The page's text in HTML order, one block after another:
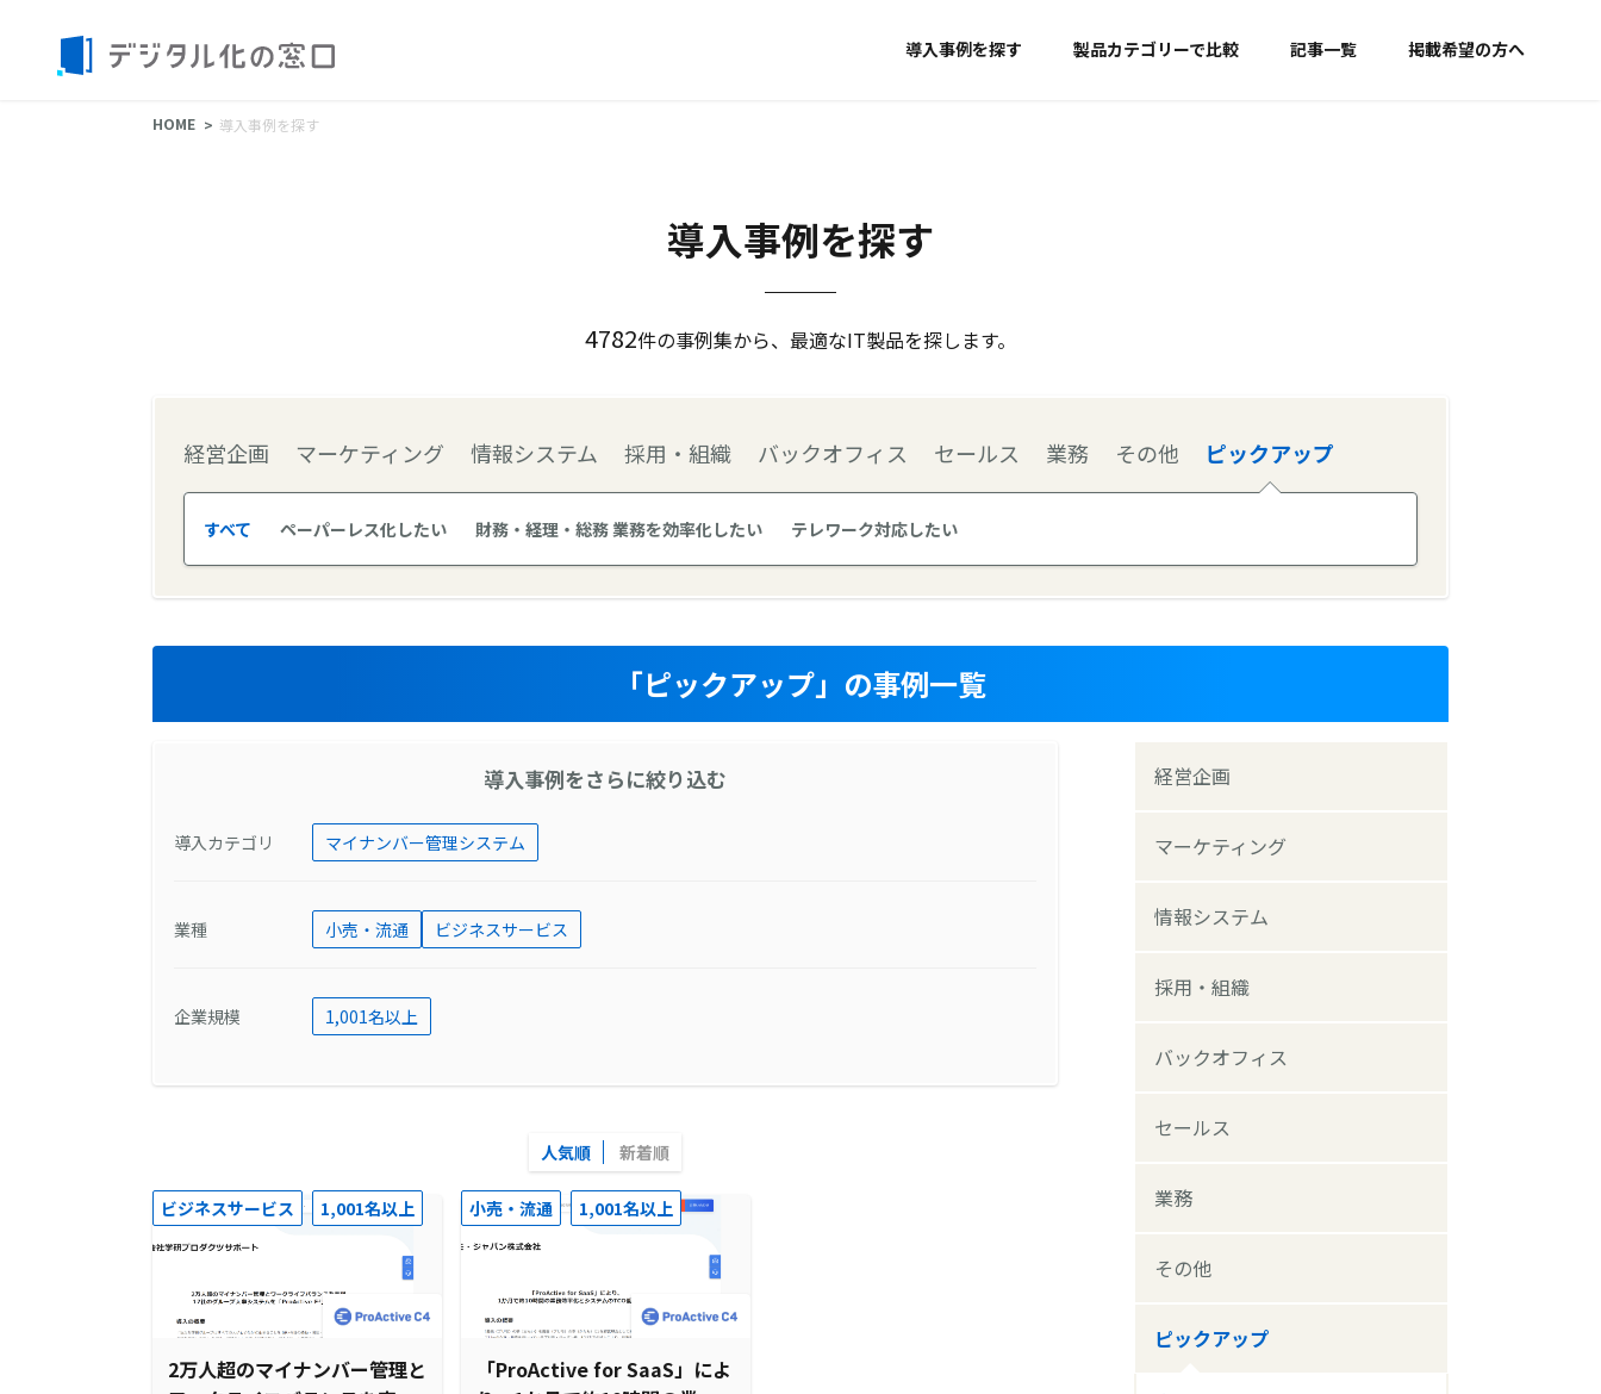
導入事例を探す 製品カテゴリーで比較 記事一覧 掲載希望の方へ
HOME 導入事例を探す
導入事例を探す
4782件の事例集から、最適なIT製品を探します。
経営企画 マーケティング 情報システム 採用・組織 バックオフィス セールス 業務 その他 ピックアップ
すべて ペーパーレス化したい 財務・経理・総務 業務を効率化したい テレワーク対応したい
「ピックアップ」の事例一覧
導入事例をさらに絞り込む
導入カテゴリ マイナンバー管理システム
業種 小売・流通 ビジネスサービス
企業規模 1,001名以上
人気順 新着順
ビジネスサービス 1,001名以上
2万人超のマイナンバー管理と
小売・流通 1,001名以上
「ProActive for SaaS」によ
経営企画
マーケティング
情報システム
採用・組織
バックオフィス
セールス
業務
その他
ピックアップ